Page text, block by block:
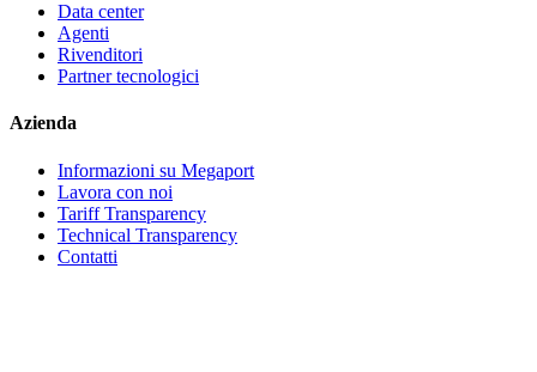
Data center
Agenti
Rivenditori
Partner tecnologici
Azienda
Informazioni su Megaport
Lavora con noi
Tariff Transparency
Technical Transparency
Contatti